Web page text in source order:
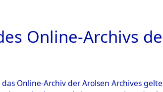
ARCHIVALE
Online-Archivs
Online-Archiv der Arolsen Archives